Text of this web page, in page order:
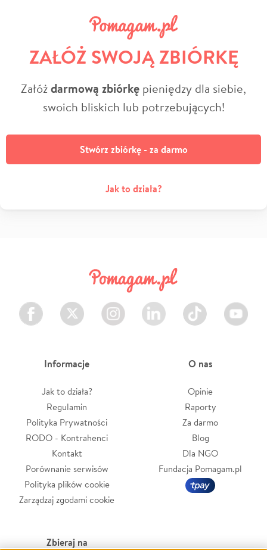
ZAŁÓŻ SWOJĄ ZBIÓRKĘ
Załóżdarmową zbiórkę pieniędzy dla siebie,
swoich bliskich lub potrzebujących!
Stwórz zbiórkę - za darmo
Jak to działa?
Facebook Twitter Instagram LinkedIn TikTok Youtube
Informacje
Jak to działa?
Regulamin
Polityka Prywatności
RODO - Kontrahenci
Kontakt
Porównanie serwisów
Polityka plików cookie
Zarządzaj zgodami cookie
O nas
Opinie
Raporty
Za darmo
Blog
Dla NGO
Fundacja Pomagam.pl
Zbieraj na